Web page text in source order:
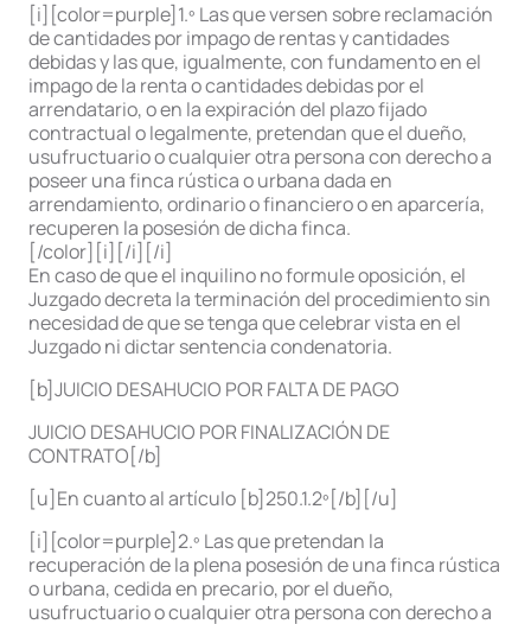
[i][color=purple]1.º Las que versen sobre reclamación
de cantidades por impago de rentas y cantidades
debidas y las que, igualmente, con fundamento en el
impago de la renta o cantidades debidas por el
arrendatario, o en la expiración del plazo fijado
contractual o legalmente, pretendan que el dueño,
usufructuario o cualquier otra persona con derecho a
poseer una finca rústica o urbana dada en
arrendamiento, ordinario o financiero o en aparcería,
recuperen la posesión de dicha finca.
[/color][i][/i][/i]
En caso de que el inquilino no formule oposición, el
Juzgado decreta la terminación del procedimiento sin
necesidad de que se tenga que celebrar vista en el
Juzgado ni dictar sentencia condenatoria.
[b]JUICIO DESAHUCIO POR FALTA DE PAGO
JUICIO DESAHUCIO POR FINALIZACIÓN DE
CONTRATO[/b]
[u]En cuanto al artículo [b]250.1.2º[/b][/u]
[i][color=purple]2.º Las que pretendan la
recuperación de la plena posesión de una finca rústica
o urbana, cedida en precario, por el dueño,
usufructuario o cualquier otra persona con derecho a